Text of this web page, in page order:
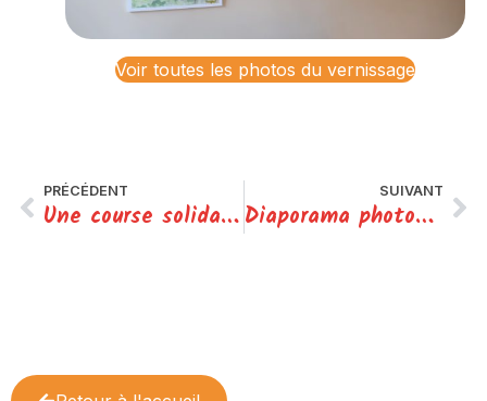
Voir toutes les photos du vernissage
PRÉCÉDENT
Une course solidaire à Niort pour soutenir Le Grain de Blé
SUIVANT
Diaporama photos : rétrospective 2025-2026